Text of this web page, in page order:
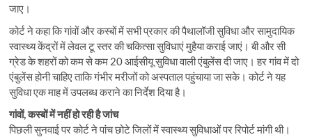
जाए।
कोर्ट ने कहा कि गांवों और कस्बों में सभी प्रकार की पैथालॉजी सुविधा और सामुदायिक
स्वास्थ्य केंद्रों में लेवल टू स्तर की चकित्सा सुविधाएं मुहैया कराई जाएं। बी और सी
ग्रेड के शहरों को कम से कम 20 आईसीयू सुविधा वाली एंबुलेंस दी जाए। हर गांव में दो
एंबुलेंस होनी चाहिए ताकि गंभीर मरीजों को अस्पताल पहुंचाया जा सके। कोर्ट ने यह
सुविधा एक माह में उपलब्ध कराने का निर्देश दिया है।
गांवों, कस्बों में नहीं हो रही है जांच
पिछली सुनवाई पर कोर्ट ने पांच छोटे जिलों में स्वास्थ्य सुविधाओं पर रिपोर्ट मांगी थी।